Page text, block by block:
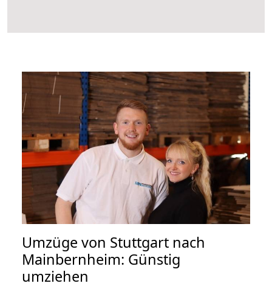
Umzüge von Stuttgart nach
Mainbernheim: Günstig
umziehen